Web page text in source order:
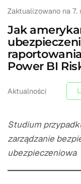
Zaktualizowano na 7.
Jak
Power BI
Aktualności
Studium
zarządzanie
ubezpieczeniowa